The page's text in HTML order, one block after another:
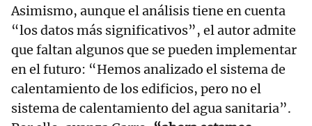
Asimismo, aunque el análisis tiene en cuenta
“los datos más significativos”, el autor admite
que faltan algunos que se pueden implementar
en el futuro: “Hemos analizado el sistema de
calentamiento de los edificios, pero no el
sistema de calentamiento del agua sanitaria”.